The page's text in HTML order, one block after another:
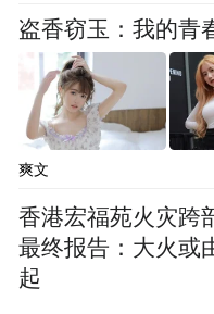
盗香窃玉：我的青
爽文
香港宏福苑火灾跨
最终报告：大火或
起